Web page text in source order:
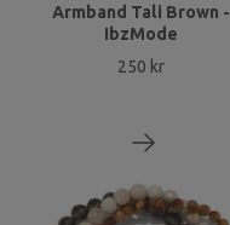
Armband Tali Brown -
IbzMode
250 kr